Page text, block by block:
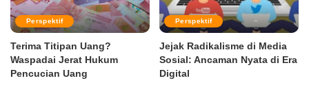
Perspektif
Terima Titipan Uang?
Waspadai Jerat Hukum
Pencucian Uang
Perspektif
Jejak Radikalisme di Media
Sosial: Ancaman Nyata di Era
Digital